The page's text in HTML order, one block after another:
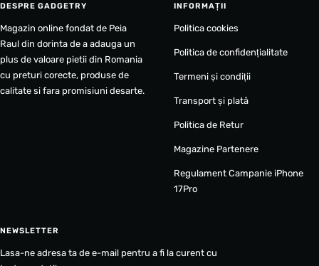
DESPRE GADGETRY
Magazin online fondat de Peia
Raul din dorinta de a adauga un
plus de valoare pietii din Romania
cu preturi corecte, produse de
calitate si fara promisiuni desarte.
INFORMAȚII
Politica cookies
Politica de confidențialitate
Termeni și condiții
Transport și plată
Politica de Retur
Magazine Partenere
Regulament Campanie iPhone
17Pro
NEWSLETTER
Lasa-ne adresa ta de e-mail pentru a fi la curent cu